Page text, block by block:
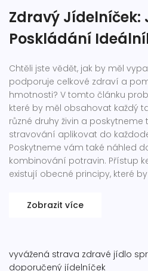
Zdravý Jídelníček:
Poskládání
Chtěli jste vědět, jak by měl
podporuje celkové zdraví a
hmotnosti? V tomto článku
které by měl obsahovat každý
různé druhy živin a poskytneme
stravování aplikovat do
Poskytneme vám také náhled
kombinování potravin. Přístup
existují obecné principy, které
Zobrazit více
vyvážená strava zdravé jídlo
doporučený jídelníček